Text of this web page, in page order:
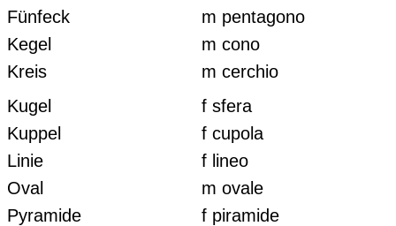
Fünfeck
m pentagono
Kegel
m cono
Kreis
m cerchio
Kugel
f sfera
Kuppel
f cupola
Linie
f lineo
Oval
m ovale
Pyramide
f piramide